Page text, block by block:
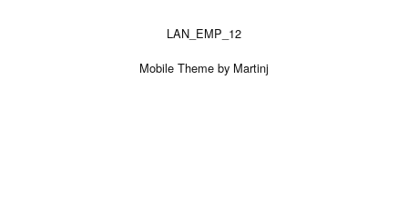
LAN_EMP_12
Mobile Theme by Martinj